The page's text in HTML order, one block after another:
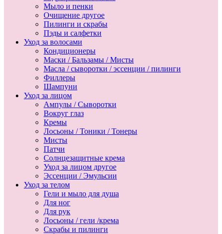
Мыло и пенки
Очищение другое
Пилинги и скрабы
Пэды и салфетки
Уход за волосами
Кондиционеры
Маски / Бальзамы / Мисты
Масла / сыворотки / эссенции / пилинги
Филлеры
Шампуни
Уход за лицом
Ампулы / Сыворотки
Вокруг глаз
Кремы
Лосьоны / Тоники / Тонеры
Мисты
Патчи
Солнцезащитные крема
Уход за лицом другое
Эссенции / Эмульсии
Уход за телом
Гели и мыло для душа
Для ног
Для рук
Лосьоны / гели /крема
Скрабы и пилинги